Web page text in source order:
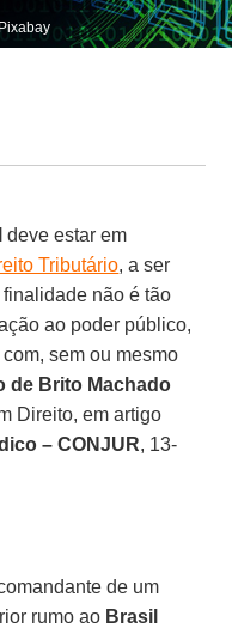
deve estar em
Tributário, a ser
não é tão
ao poder público,
sem ou mesmo
de Brito Machado
Direito, em artigo
– CONJUR, 13-
de um
rumo ao Brasil